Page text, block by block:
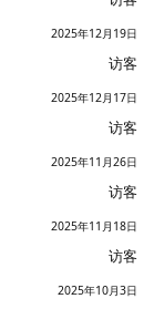
2025年12月19日
访客
2025年12月17日
访客
2025年11月26日
访客
2025年11月18日
访客
2025年10月3日